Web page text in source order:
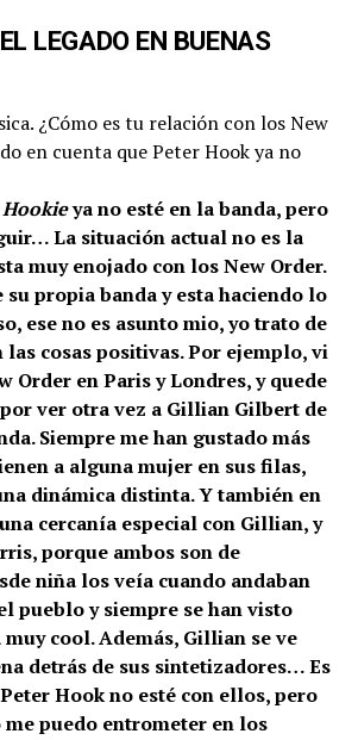
LEGADO EN BUENAS
¿Cómo es tu relación con los New
en cuenta que Peter Hook ya no
Hookieya no esté en la banda, pero
La situación actual no es la
muy enojado con los New Order.
propia banda y esta haciendo lo
ese no es asunto mio, yo trato de
las cosas positivas. Por ejemplo, vi
Order en Paris y Londres, y quede
ver otra vez a Gillian Gilbert de
Siempre me han gustado más
a alguna mujer en sus filas,
dinámica distinta. Y también en
cercanía especial con Gillian, y
porque ambos son de
niña los veía cuando andaban
pueblo y siempre se han visto
cool. Además, Gillian se ve
detrás de sus sintetizadores… Es
Hook no esté con ellos, pero
puedo entrometer en los